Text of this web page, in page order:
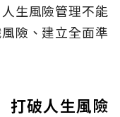
生風險管理不能
險、建立全面準
破人生風險